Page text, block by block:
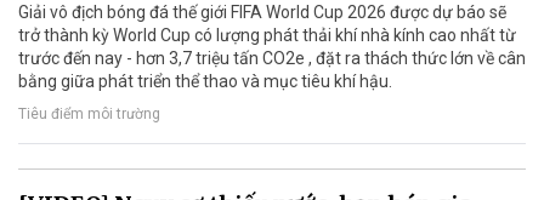
Giải vô địch bóng đá thế giới FIFA World Cup 2026 được dự báo sẽ
trở thành kỳ World Cup có lượng phát thải khí nhà kính cao nhất từ
trước đến nay - hơn 3,7 triệu tấn CO2e , đặt ra thách thức lớn về cân
bằng giữa phát triển thể thao và mục tiêu khí hậu.
Tiêu điểm môi trường